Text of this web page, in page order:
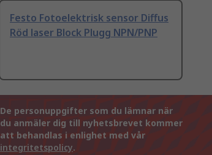
Festo Fotoelektrisk sensor Diffus
Röd laser Block Plugg NPN/PNP
De personuppgifter som du lämnar när
du anmäler dig till nyhetsbrevet kommer
att behandlas i enlighet med vår
integritetspolicy.